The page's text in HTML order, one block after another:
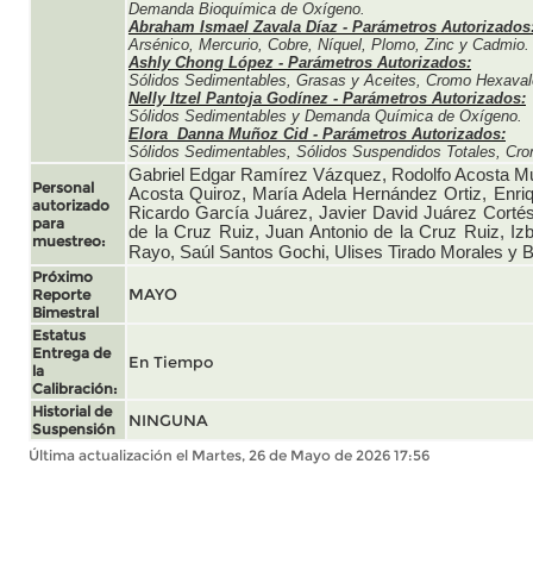
Demanda Bioquímica de Oxígeno.
Abraham Ismael Zavala Díaz - Parámetros
Arsénico, Mercurio, Cobre, Níquel, Plomo, Zinc y Cadmio.
Ashly Chong López - Parámetros Autorizados:
Sólidos Sedimentables, Grasas y Aceites, Cromo
Nelly Itzel Pantoja Godínez - Parámetros Autorizados:
Sólidos Sedimentables y Demanda Química de Oxígeno.
Elora Danna Muñoz Cid - Parámetros Autorizados:
Sólidos Sedimentables, Sólidos Suspendidos Totales,
Personal
autorizado
para
muestreo:
Gabriel Edgar Ramírez Vázquez, Rodolfo Acosta
Acosta Quiroz, María Adela Hernández Ortiz,
Ricardo García Juárez, Javier David Juárez
de la Cruz Ruiz, Juan Antonio de la Cruz Ruiz,
Rayo, Saúl Santos Gochi, Ulises Tirado Morales y
Próximo
Reporte
Bimestral
MAYO
Estatus
Entrega de
la
Calibración:
En Tiempo
Historial de
Suspensión
NINGUNA
Última actualización el Martes, 26 de Mayo de 2026 17:56